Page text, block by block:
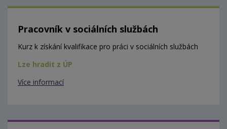
Pracovník v sociálních službách
Kurz k získání kvalifikace pro práci v sociálních službách
Lze hradit z ÚP
Více informací